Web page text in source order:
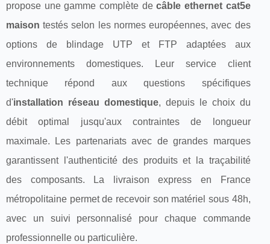
propose une gamme complète decâble ethernet cat5e
maison testés selon les normes européennes, avec des
options de blindage UTP et FTP adaptées aux
environnements domestiques. Leur service client
technique répond aux questions spécifiques
d'installation réseau domestique, depuis le choix du
débit optimal jusqu'aux contraintes de longueur
maximale. Les partenariats avec de grandes marques
garantissent l'authenticité des produits et la traçabilité
des composants. La livraison express en France
métropolitaine permet de recevoir son matériel sous 48h,
avec un suivi personnalisé pour chaque commande
professionnelle ou particulière.